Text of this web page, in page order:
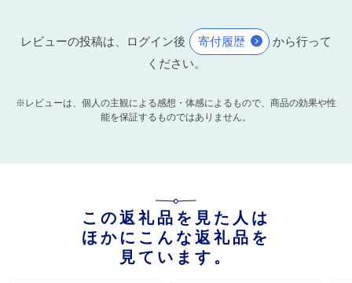
レビューの投稿は、ログイン後 寄付履歴
から行って
ください。
※レビューは、個人の主観による感想・体感によるもので、商品の効果や性
能を保証するものではありません。
この返礼品を見た人は
ほかにこんな返礼品を
見ています。